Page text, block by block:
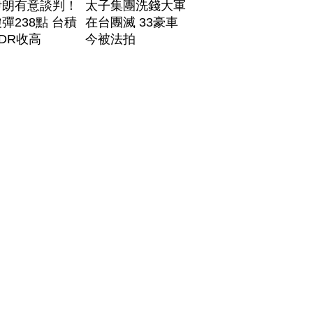
有意談判！
238點 台積
收高
太子集團洗錢大軍
在台團滅 33豪車
今被法拍